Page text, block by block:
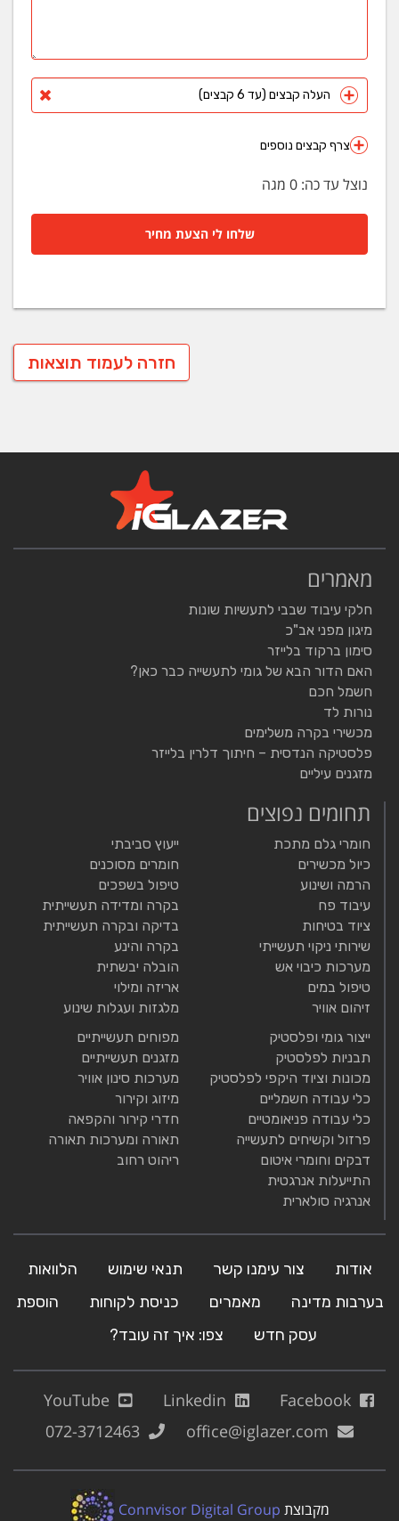
העלה קבצים (עד 6 קבצים)
צרף קבצים נוספים
נוצל עד כה: 0 מגה
שלחו לי הצעת מחיר
חזרה לעמוד תוצאות
מאמרים
חלקי עיבוד שבבי לתעשיות שונות
מיגון מפני אב"כ
סימון ברקוד בלייזר
האם הדור הבא של גומי לתעשייה כבר כאן?
חשמל חכם
נורות לד
מכשירי בקרה משלימים
פלסטיקה הנדסית – חיתוך דלרין בלייזר
מזגנים עיליים
תחומים נפוצים
חומרי גלם מתכת
כיול מכשירים
הרמה ושינוע
עיבוד פח
ציוד בטיחות
שירותי ניקוי תעשייתי
מערכות כיבוי אש
טיפול במים
זיהום אוויר
ייעוץ סביבתי
חומרים מסוכנים
טיפול בשפכים
בקרה ומדידה תעשייתית
בדיקה ובקרה תעשייתית
בקרה והינע
הובלה יבשתית
אריזה ומילוי
מלגזות ועגלות שינוע
ייצור גומי ופלסטיק
תבניות לפלסטיק
מכונות וציוד היקפי לפלסטיק
כלי עבודה חשמליים
כלי עבודה פניאומטיים
פרזול וקשיחים לתעשייה
דבקים וחומרי איטום
התייעלות אנרגטית
אנרגיה סולארית
מפוחים תעשייתיים
מזגנים תעשייתיים
מערכות סינון אוויר
מיזוג וקירור
חדרי קירור והקפאה
תאורה ומערכות תאורה
ריהוט רחוב
אודות צור עימנו קשר תנאי שימוש
הלוואות
בערבות מדינה
מאמרים כניסת לקוחות
הוספת
עסק חדש
צפו: איך זה עובד?
Facebook
מקבוצת Connvisor Digital Group